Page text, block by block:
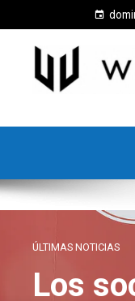
ÚLTIMAS NOTICIAS
Los